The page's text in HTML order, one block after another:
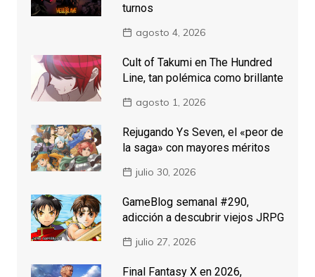
turnos
agosto 4, 2026
Cult of Takumi en The Hundred
Line, tan polémica como brillante
agosto 1, 2026
Rejugando Ys Seven, el «peor de
la saga» con mayores méritos
julio 30, 2026
GameBlog semanal #290,
adicción a descubrir viejos JRPG
julio 27, 2026
Final Fantasy X en 2026,